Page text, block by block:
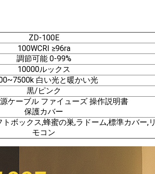
ZD-100E
100WCRI ≥96ra
調節可能 0-99%
10000ルックス
白い光と暖かい光
黒/ピンク
ケーブル ファイューズ 操作説明書
保護カバー
ボックス,蜂蜜の巣,ラドーム,標準カバー,リ
モコン